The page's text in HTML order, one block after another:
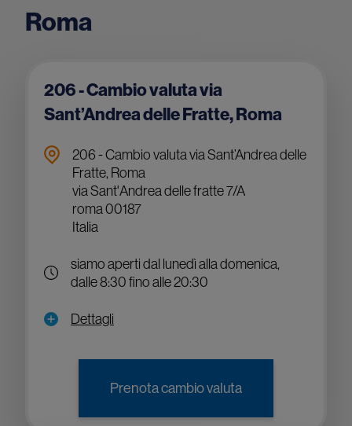
Roma
206 - Cambio valuta via
Sant’Andrea delle Fratte, Roma
206 - Cambio valuta via Sant’Andrea delle
Fratte, Roma
via Sant'Andrea delle fratte 7/A
roma 00187
Italia
siamo aperti dal lunedì alla domenica,
dalle 8:30 fino alle 20:30
Dettagli
Prenota cambio valuta